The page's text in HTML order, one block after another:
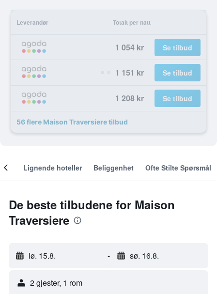
Leverandør Totalt per natt
1 054 kr Se tilbud
1 151 kr Se tilbud
1 208 kr Se tilbud
56 flere Maison Traversiere tilbud
Lignende hoteller Beliggenhet Ofte Stilte Spørsmål
De beste tilbudene for Maison
Traversiere
lø. 15.8. - sø. 16.8.
2 gjester, 1 rom